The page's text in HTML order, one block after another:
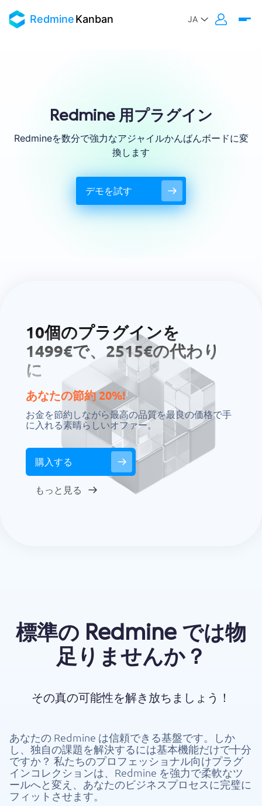
RedmineKanban
Redmine 用プラグイン
Redmineを数分で強力なアジャイルかんばんボードに変
換します
デモを試す
10個のプラグインを
1499€で、2515€の代わり
に
あなたの節約 20%!
お金を節約しながら最高の品質を最良の価格で手
に入れる素晴らしいオファー。
購入する
もっと見る
標準の Redmine では物
足りませんか？
その真の可能性を解き放ちましょう！
あなたの Redmine は信頼できる基盤です。しか
し、独自の課題を解決するには基本機能だけで十分
ですか？ 私たちのプロフェッショナル向けプラグ
インコレクションは、Redmine を強力で柔軟なツ
ールへと変え、あなたのビジネスプロセスに完璧に
フィットさせます。